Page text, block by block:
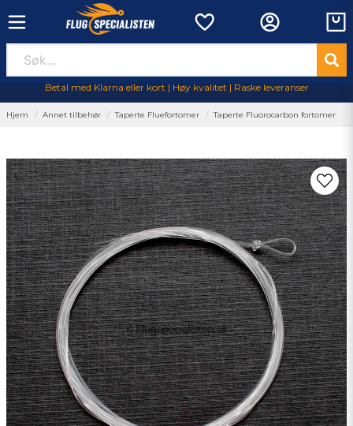
Betal med Klarna eller kort | Høy kvalitet | Raske leveranser
Hjem Annet tilbehør Taperte Fluefortomer Taperte Fluorocarbon fortomer